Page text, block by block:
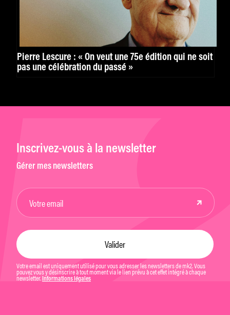
Pierre Lescure : « On veut une 75e édition qui ne soit
pas une célébration du passé »
Inscrivez-vous à la newsletter
Gérer mes newsletters
Votre email est uniquement utilisé pour vous adresser les newsletters de mk2. Vous
pouvez vous y désinscrire à tout moment via le lien prévu à cet effet intégré à chaque
newsletter. Informations légales